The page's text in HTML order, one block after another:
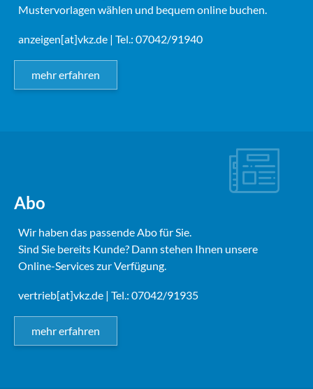
Mustervorlagen wählen und bequem online buchen.
anzeigen[at]vkz.de | Tel.: 07042/91940
mehr erfahren
Abo
Wir haben das passende Abo für Sie.
Sind Sie bereits Kunde? Dann stehen Ihnen unsere
Online-Services zur Verfügung.
vertrieb[at]vkz.de | Tel.: 07042/91935
mehr erfahren